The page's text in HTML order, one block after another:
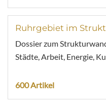
Ruhrgebiet im
Dossier zum
Städte, Arbeit, Energie,
600 Artikel